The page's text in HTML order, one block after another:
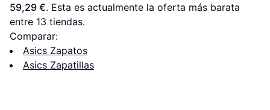
59,29 €. Esta es actualmente la oferta más barata
entre 13 tiendas.
Comparar:
Asics Zapatos
Asics Zapatillas